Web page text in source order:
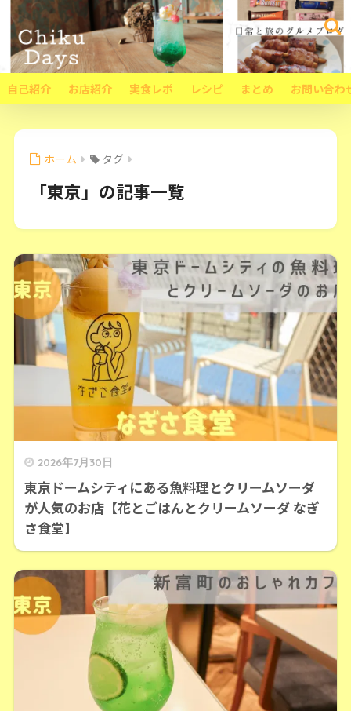
自己紹介 お店紹介 実食レポ レシピ まとめ お問い合わ
ホーム タグ
「東京」の記事一覧
2026年7月30日
東京ドームシティにある魚料理とクリームソーダ
が人気のお店【花とごはんとクリームソーダ なぎ
さ食堂】